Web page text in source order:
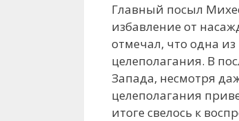
Главный посыл
избавление от
отмечал, что одна из
целеполагания. В
Запада, несмотря
целеполагания
итоге свелось к